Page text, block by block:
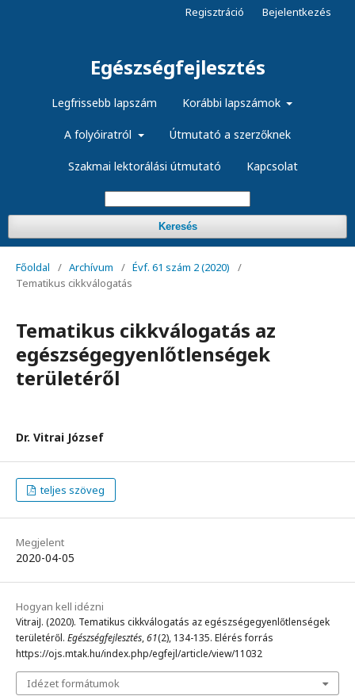
Egészségfejlesztés
Legfrissebb lapszám Korábbi lapszámok
A folyóiratról Útmutató a szerzőknek
Szakmai lektorálási útmutató Kapcsolat
Keresés
Regisztráció Bejelentkezés
Főoldal / Archívum / Évf. 61 szám 2 (2020)
/
Tematikus cikkválogatás
Tematikus cikkválogatás az
egészségegyenlőtlenségek
területéről
Dr. Vitrai József
teljes szöveg
Megjelent
2020-04-05
Hogyan kell idézni
VitraiJ. (2020). Tematikus cikkválogatás az egészségegyenlőtlenségek
területéről. Egészségfejlesztés,61(2), 134-135. Elérés forrás
https://ojs.mtak.hu/index.php/egfejl/article/view/11032
Idézet formátumok